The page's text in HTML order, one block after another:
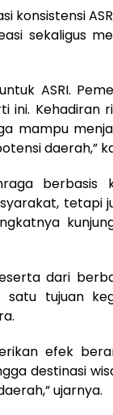
konsistensi
sekaligus
ASRI.
ini. Kehadiran
mampu
daerah,”
berbasis
tetapi
dari
satu tujuan
efek
destinasi
ujarnya.